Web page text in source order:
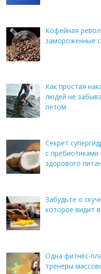
Кофейная
замороженные
Как простая
людей не
летом
Секрет
с
здорового
Забудьте о
которое видит
Одна фитнес-
тренеры